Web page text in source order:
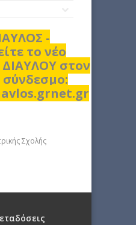
-
το νέο
στον
Σχολής